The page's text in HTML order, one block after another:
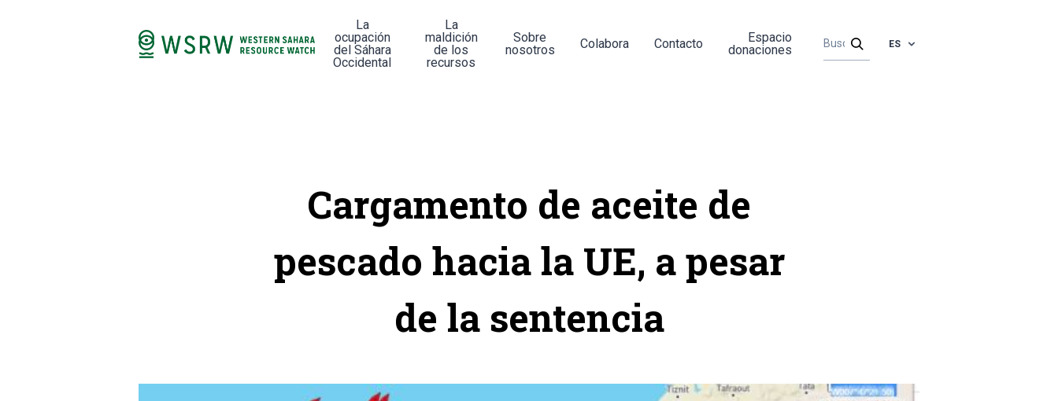
La
ocupación
del Sáhara
Occidental
La
maldición
de los
recursos
Sobre
nosotros
Colabora Contacto
Espacio
donaciones
ES
Cargamento de aceite de
pescado hacia la UE, a pesar
de la sentencia